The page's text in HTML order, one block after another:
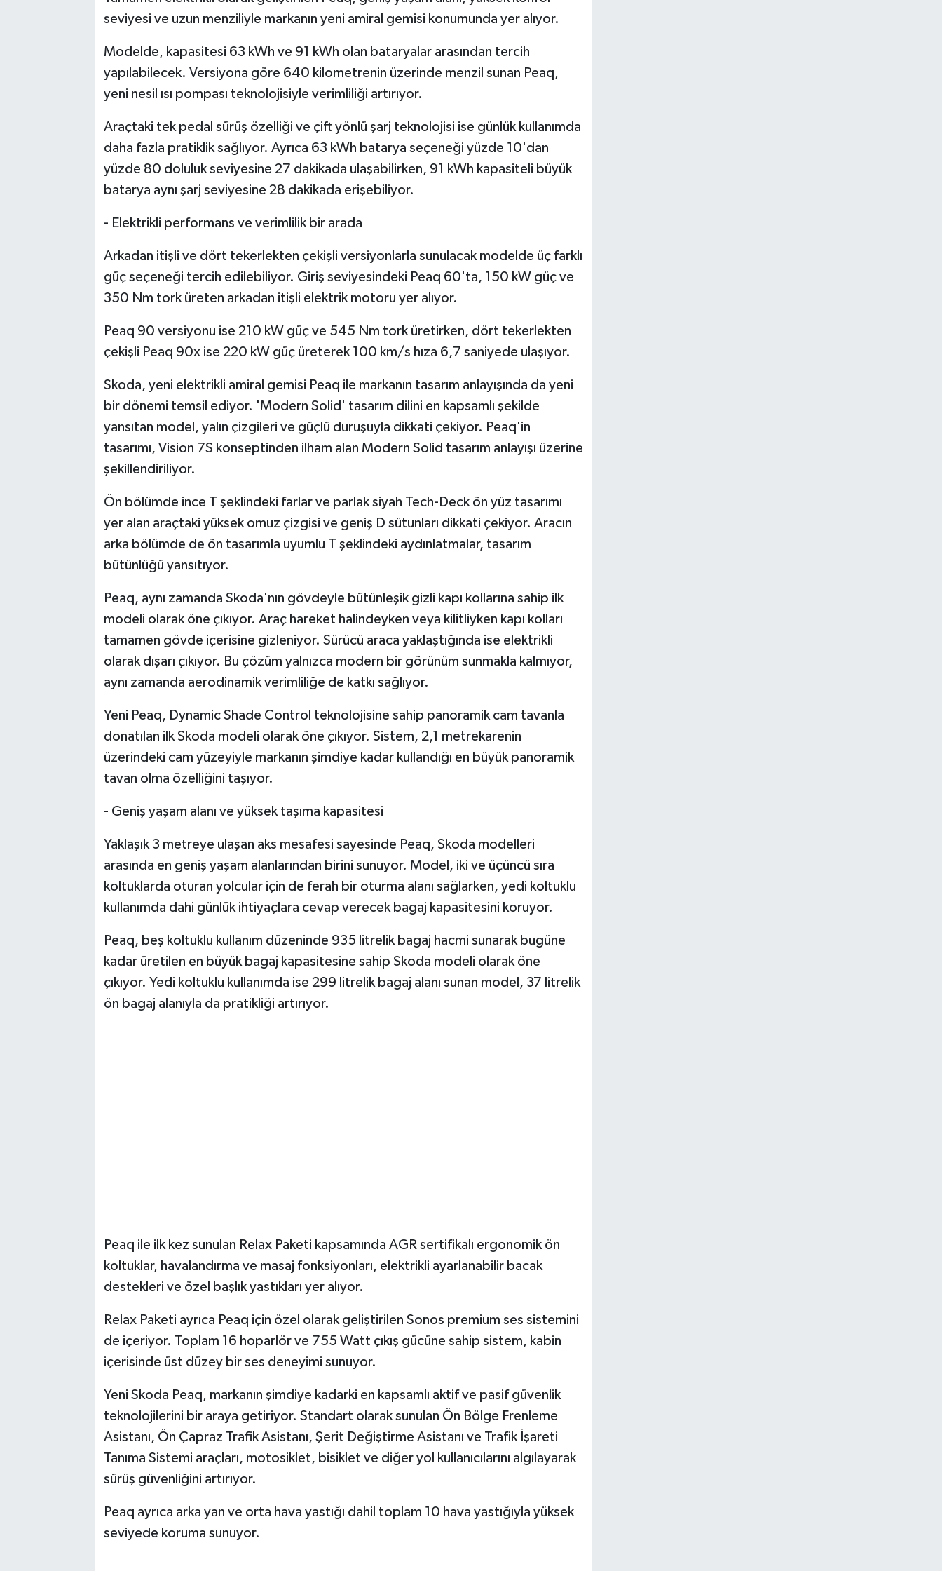
seviyesi ve uzun menziliyle markanın yeni amiral gemisi konumunda yer alıyor.
Modelde, kapasitesi 63 kWh ve 91 kWh olan bataryalar arasından tercih
yapılabilecek. Versiyona göre 640 kilometrenin üzerinde menzil sunan Peaq,
yeni nesil ısı pompası teknolojisiyle verimliliği artırıyor.
Araçtaki tek pedal sürüş özelliği ve çift yönlü şarj teknolojisi ise günlük kullanımda
daha fazla pratiklik sağlıyor. Ayrıca 63 kWh batarya seçeneği yüzde 10'dan
yüzde 80 doluluk seviyesine 27 dakikada ulaşabilirken, 91 kWh kapasiteli büyük
batarya aynı şarj seviyesine 28 dakikada erişebiliyor.
- Elektrikli performans ve verimlilik bir arada
Arkadan itişli ve dört tekerlekten çekişli versiyonlarla sunulacak modelde üç farklı
güç seçeneği tercih edilebiliyor. Giriş seviyesindeki Peaq 60'ta, 150 kW güç ve
350 Nm tork üreten arkadan itişli elektrik motoru yer alıyor.
Peaq 90 versiyonu ise 210 kW güç ve 545 Nm tork üretirken, dört tekerlekten
çekişli Peaq 90x ise 220 kW güç üreterek 100 km/s hıza 6,7 saniyede ulaşıyor.
Skoda, yeni elektrikli amiral gemisi Peaq ile markanın tasarım anlayışında da yeni
bir dönemi temsil ediyor. 'Modern Solid' tasarım dilini en kapsamlı şekilde
yansıtan model, yalın çizgileri ve güçlü duruşuyla dikkati çekiyor. Peaq'in
tasarımı, Vision 7S konseptinden ilham alan Modern Solid tasarım anlayışı üzerine
şekillendiriliyor.
Ön bölümde ince T şeklindeki farlar ve parlak siyah Tech-Deck ön yüz tasarımı
yer alan araçtaki yüksek omuz çizgisi ve geniş D sütunları dikkati çekiyor. Aracın
arka bölümde de ön tasarımla uyumlu T şeklindeki aydınlatmalar, tasarım
bütünlüğü yansıtıyor.
Peaq, aynı zamanda Skoda'nın gövdeyle bütünleşik gizli kapı kollarına sahip ilk
modeli olarak öne çıkıyor. Araç hareket halindeyken veya kilitliyken kapı kolları
tamamen gövde içerisine gizleniyor. Sürücü araca yaklaştığında ise elektrikli
olarak dışarı çıkıyor. Bu çözüm yalnızca modern bir görünüm sunmakla kalmıyor,
aynı zamanda aerodinamik verimliliğe de katkı sağlıyor.
Yeni Peaq, Dynamic Shade Control teknolojisine sahip panoramik cam tavanla
donatılan ilk Skoda modeli olarak öne çıkıyor. Sistem, 2,1 metrekarenin
üzerindeki cam yüzeyiyle markanın şimdiye kadar kullandığı en büyük panoramik
tavan olma özelliğini taşıyor.
- Geniş yaşam alanı ve yüksek taşıma kapasitesi
Yaklaşık 3 metreye ulaşan aks mesafesi sayesinde Peaq, Skoda modelleri
arasında en geniş yaşam alanlarından birini sunuyor. Model, iki ve üçüncü sıra
koltuklarda oturan yolcular için de ferah bir oturma alanı sağlarken, yedi koltuklu
kullanımda dahi günlük ihtiyaçlara cevap verecek bagaj kapasitesini koruyor.
Peaq, beş koltuklu kullanım düzeninde 935 litrelik bagaj hacmi sunarak bugüne
kadar üretilen en büyük bagaj kapasitesine sahip Skoda modeli olarak öne
çıkıyor. Yedi koltuklu kullanımda ise 299 litrelik bagaj alanı sunan model, 37 litrelik
ön bagaj alanıyla da pratikliği artırıyor.
Peaq ile ilk kez sunulan Relax Paketi kapsamında AGR sertifikalı ergonomik ön
koltuklar, havalandırma ve masaj fonksiyonları, elektrikli ayarlanabilir bacak
destekleri ve özel başlık yastıkları yer alıyor.
Relax Paketi ayrıca Peaq için özel olarak geliştirilen Sonos premium ses sistemini
de içeriyor. Toplam 16 hoparlör ve 755 Watt çıkış gücüne sahip sistem, kabin
içerisinde üst düzey bir ses deneyimi sunuyor.
Yeni Skoda Peaq, markanın şimdiye kadarki en kapsamlı aktif ve pasif güvenlik
teknolojilerini bir araya getiriyor. Standart olarak sunulan Ön Bölge Frenleme
Asistanı, Ön Çapraz Trafik Asistanı, Şerit Değiştirme Asistanı ve Trafik İşareti
Tanıma Sistemi araçları, motosiklet, bisiklet ve diğer yol kullanıcılarını algılayarak
sürüş güvenliğini artırıyor.
Peaq ayrıca arka yan ve orta hava yastığı dahil toplam 10 hava yastığıyla yüksek
seviyede koruma sunuyor.